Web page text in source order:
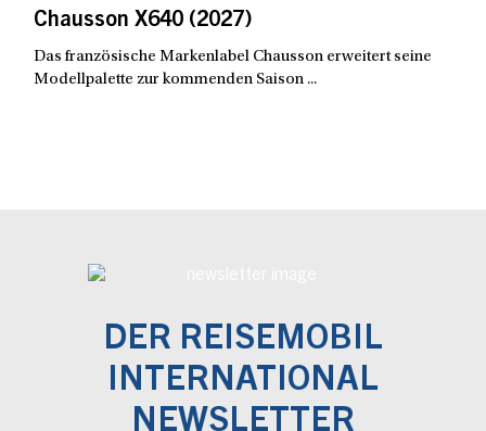
MESSE - Wohnmobil-Neuheiten
Das französische Markenlabel Chausson erweitert seine
DER REISEMOBIL
INTERNATIONAL